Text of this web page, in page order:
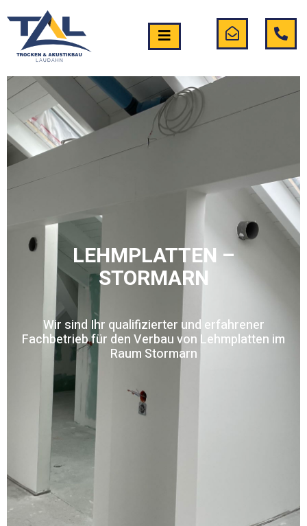
LEHMPLATTEN –
STORMARN
Wir sind Ihr qualifizierter und erfahrener
Fachbetrieb für den Verbau von Lehmplatten im
Raum Stormarn